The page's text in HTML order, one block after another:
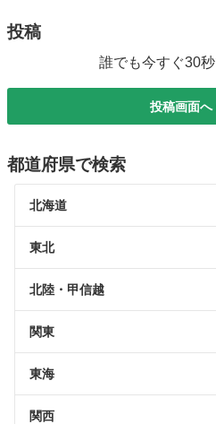
投稿
誰でも今すぐ30
投稿画面へ
都道府県で検索
北海道
東北
北陸・甲信越
関東
東海
関西